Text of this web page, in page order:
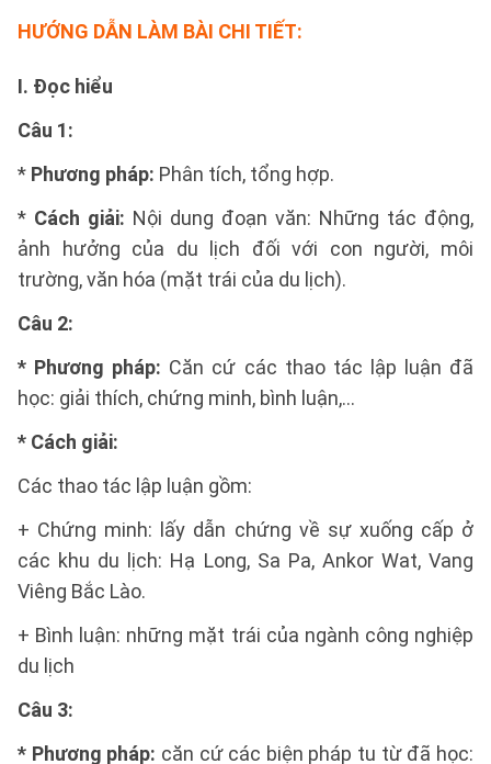
HƯỚNG DẪN LÀM BÀI CHI TIẾT:
I. Đọc hiểu
Câu 1:
* Phương pháp: Phân tích, tổng hợp.
* Cách giải: Nội dung đoạn văn: Những tác động,
ảnh hưởng của du lịch đối với con người, môi
trường, văn hóa (mặt trái của du lịch).
Câu 2:
* Phương pháp: Căn cứ các thao tác lập luận đã
học: giải thích, chứng minh, bình luận,...
* Cách giải:
Các thao tác lập luận gồm:
+ Chứng minh: lấy dẫn chứng về sự xuống cấp ở
các khu du lịch: Hạ Long, Sa Pa, Ankor Wat, Vang
Viêng Bắc Lào.
+ Bình luận: những mặt trái của ngành công nghiệp
du lịch
Câu 3:
* Phương pháp: căn cứ các biện pháp tu từ đã học: